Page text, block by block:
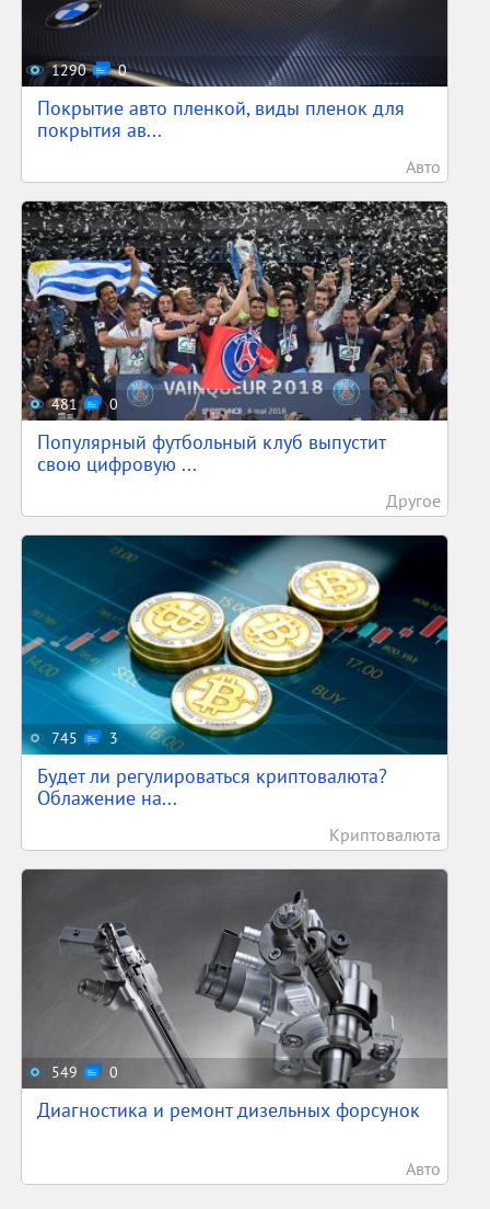
1290 0
Покрытие авто пленкой, виды пленок для
покрытия ав...
Авто
481 0
Популярный футбольный клуб выпустит
свою цифровую ...
Другое
745 3
Будет ли регулироваться криптовалюта?
Облажение на...
Криптовалюта
549 0
Диагностика и ремонт дизельных форсунок
Авто